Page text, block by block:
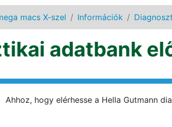
macs X-szel Információk
adatbank
Ahhoz, hogy elérhesse a Hella Gutmann